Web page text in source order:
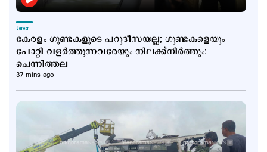
Latest
കേരളം ഗുണ്ടകളുടെ പറുദീസയല്ല; ഗുണ്ടകളെയും
പോറ്റി വളര്‍ത്തുന്നവരേയും നിലക്ക്നിര്‍ത്തും:
ചെന്നിത്തല
37 mins ago